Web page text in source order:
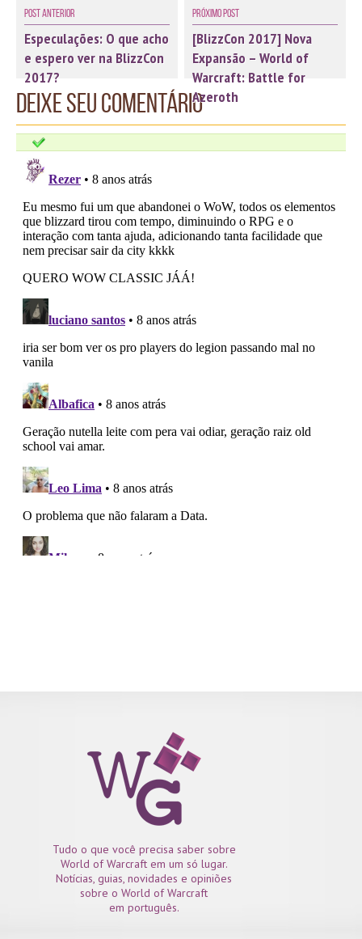
Post Anterior
Especulações: O que acho
e espero ver na BlizzCon
2017?
Próximo Post
[BlizzCon 2017] Nova
Expansão – World of
Warcraft: Battle for
Azeroth
Deixe seu comentário
Tudo o que você precisa saber sobre
World of Warcraft em um só lugar.
Notícias, guias, novidades e opiniões
sobre o World of Warcraft
em português.